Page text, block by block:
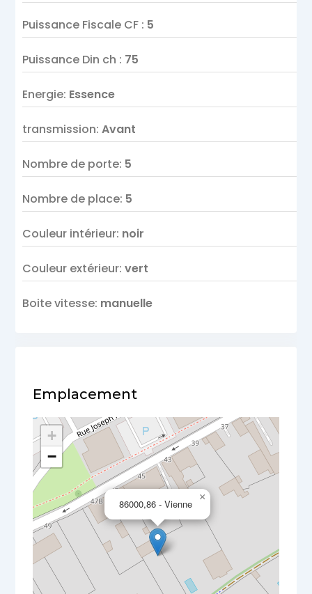
Puissance Fiscale CF : 5
Puissance Din ch : 75
Energie: Essence
transmission:Avant
Nombre de porte: 5
Nombre de place: 5
Couleur intérieur: noir
Couleur extérieur:vert
Boite vitesse: manuelle
Emplacement
86000,86 - Vienne
×
+
−